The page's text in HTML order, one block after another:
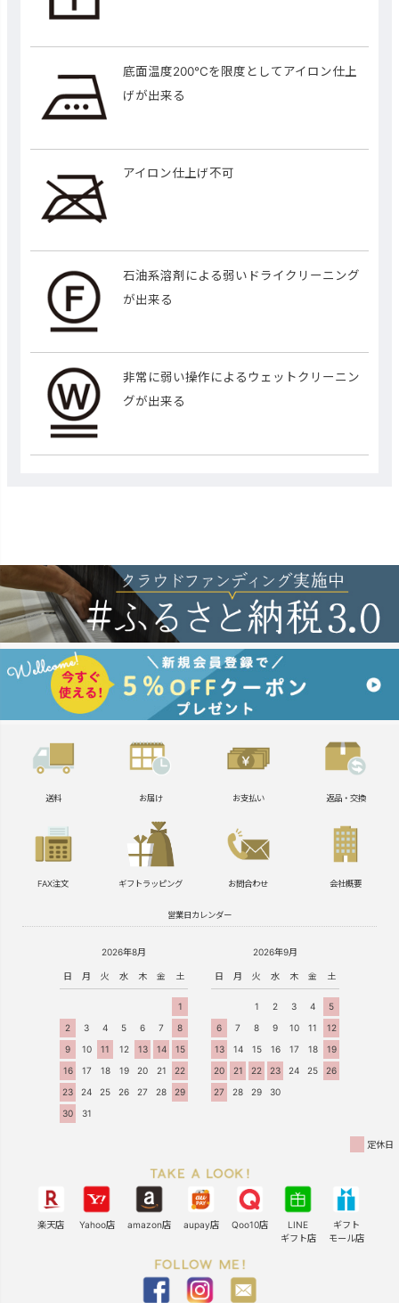
底面温度200℃を限度としてアイロン仕上
げが出来る
アイロン仕上げ不可
石油系溶剤による弱いドライクリーニング
が出来る
非常に弱い操作によるウェットクリーニン
グが出来る
送料 お届け お支払い 返品・交換
FAX注文 ギフトラッピング お問合わせ 会社概要
営業日カレンダー
2026年8月
日 月 火 水 木 金 土
1
2
3 4 5 6 7
8
9
10 11 12 13 14
15
16
17 18 19 20 21
22
23
24 25 26 27 28
29
30
31
2026年9月
日 月 火 水 木 金 土
1 2 3 4
5
6
7 8 9 10 11
12
13
14 15 16 17 18
19
20
21 22 23 24 25
26
27
28 29 30
定休日
楽天店 Yahoo店 amazon店 aupay店 Qoo10店
LINE
ギフト店
ギフト
モール店